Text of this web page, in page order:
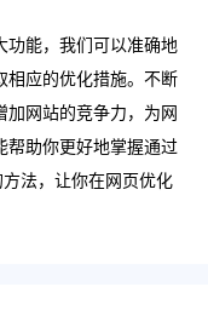
功能，我们可以准确地
相应的优化措施。不断
加网站的竞争力，为网
帮助你更好地掌握通过
方法，让你在网页优化